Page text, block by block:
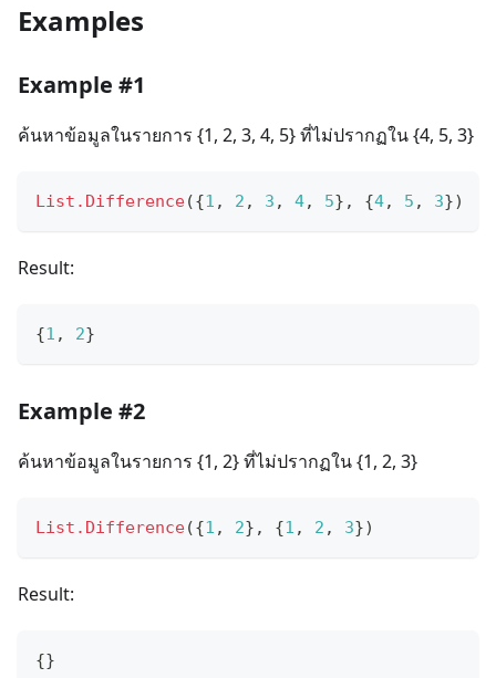
Examples
Example #1
ค้นหาข้อมูลในรายการ {1, 2, 3, 4, 5} ที่ไม่ปรากฏใน {4, 5, 3}
List.Difference({1 , 2 , 3 , 4, 5} , {4, 5 , 3})
Result:
{1 , 2}
Example #2
ค้นหาข้อมูลในรายการ {1, 2} ที่ไม่ปรากฏใน {1, 2, 3}
List.Difference({1 , 2} , {1 , 2 , 3})
Result:
{}